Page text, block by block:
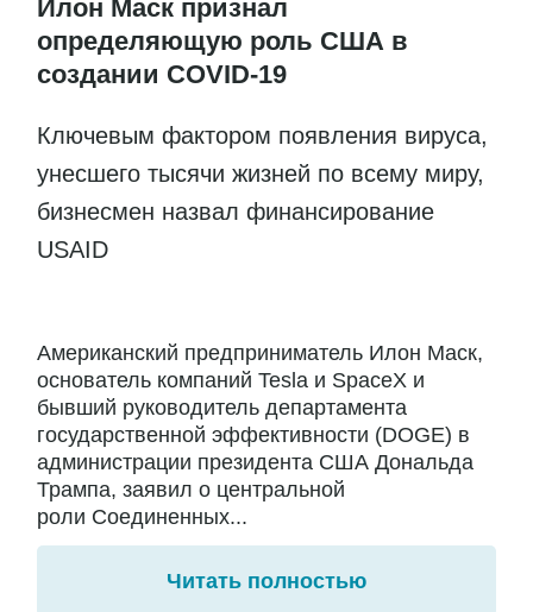
Илон Маск признал
определяющую роль США в
создании COVID-19
Ключевым фактором появления вируса,
унесшего тысячи жизней по всему миру,
бизнесмен назвал финансирование
USAID
Американский предприниматель Илон Маск,
основатель компаний Tesla и SpaceX и
бывший руководитель департамента
государственной эффективности (DOGE) в
администрации президента США Дональда
Трампа, заявил о центральной
роли Соединенных...
Читать полностью